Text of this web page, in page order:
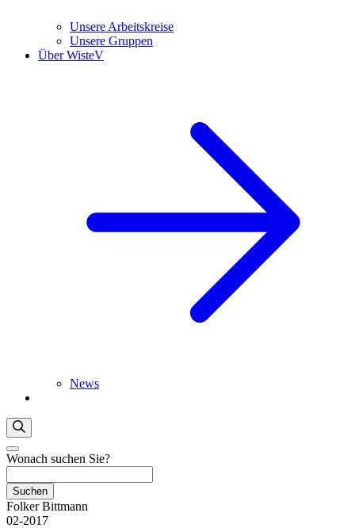
Unsere Arbeitskreise
Unsere Gruppen
Über WisteV
News
Wonach suchen Sie?
Suchen
Folker Bittmann
02-2017